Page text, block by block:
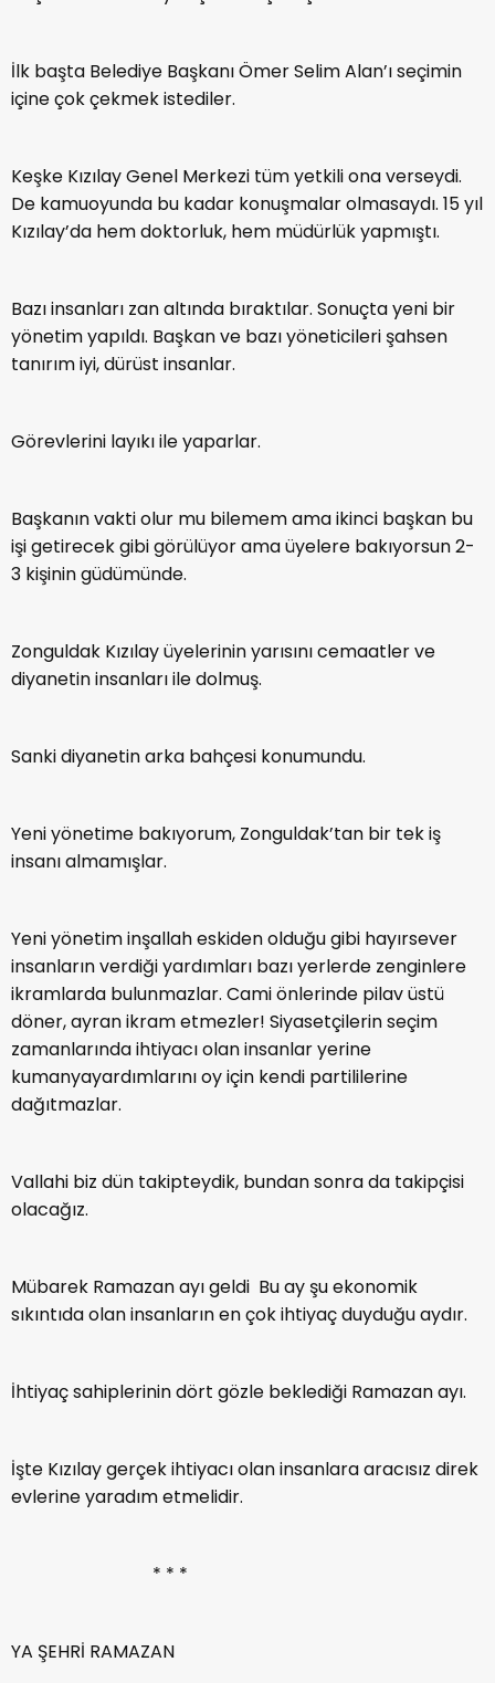
İlk başta Belediye Başkanı Ömer Selim Alan’ı seçimin
içine çok çekmek istediler.
Keşke Kızılay Genel Merkezi tüm yetkili ona verseydi.
De kamuoyunda bu kadar konuşmalar olmasaydı. 15 yıl
Kızılay’da hem doktorluk, hem müdürlük yapmıştı.
Bazı insanları zan altında bıraktılar. Sonuçta yeni bir
yönetim yapıldı. Başkan ve bazı yöneticileri şahsen
tanırım iyi, dürüst insanlar.
Görevlerini layıkı ile yaparlar.
Başkanın vakti olur mu bilemem ama ikinci başkan bu
işi getirecek gibi görülüyor ama üyelere bakıyorsun 2-
3 kişinin güdümünde.
Zonguldak Kızılay üyelerinin yarısını cemaatler ve
diyanetin insanları ile dolmuş.
Sanki diyanetin arka bahçesi konumundu.
Yeni yönetime bakıyorum, Zonguldak’tan bir tek iş
insanı almamışlar.
Yeni yönetim inşallah eskiden olduğu gibi hayırsever
insanların verdiği yardımları bazı yerlerde zenginlere
ikramlarda bulunmazlar. Cami önlerinde pilav üstü
döner, ayran ikram etmezler! Siyasetçilerin seçim
zamanlarında ihtiyacı olan insanlar yerine
kumanyayardımlarını oy için kendi partililerine
dağıtmazlar.
Vallahi biz dün takipteydik, bundan sonra da takipçisi
olacağız.
Mübarek Ramazan ayı geldi Bu ay şu ekonomik
sıkıntıda olan insanların en çok ihtiyaç duyduğu aydır.
İhtiyaç sahiplerinin dört gözle beklediği Ramazan ayı.
İşte Kızılay gerçek ihtiyacı olan insanlara aracısız direk
evlerine yaradım etmelidir.
* * *
YA ŞEHRİ RAMAZAN